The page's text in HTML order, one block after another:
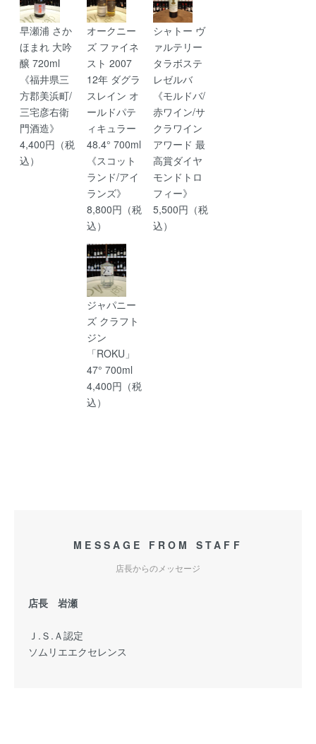
早瀬浦 さか
ほまれ 大吟
醸 720ml
《福井県三
方郡美浜町/
三宅彦右衛
門酒造》
4,400円（税
込）
オークニー
ズ ファイネ
スト 2007
12年 ダグラ
スレイン オ
ールドパテ
ィキュラー
48.4° 700ml
《スコット
ランド/アイ
ランズ》
8,800円（税
込）
シャトー ヴ
ァルテリー
タラボステ
レゼルバ
《モルドバ/
赤ワイン/サ
クラワイン
アワード 最
高賞ダイヤ
モンドトロ
フィー》
5,500円（税
込）
ジャパニー
ズ クラフト
ジン
「ROKU」
47° 700ml
4,400円（税
込）
MESSAGE FROM STAFF
店長からのメッセージ
店長 岩瀬
Ｊ.Ｓ.Ａ認定
ソムリエエクセレンス